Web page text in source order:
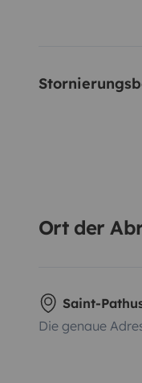
Ort der
Saint-
Die genaue